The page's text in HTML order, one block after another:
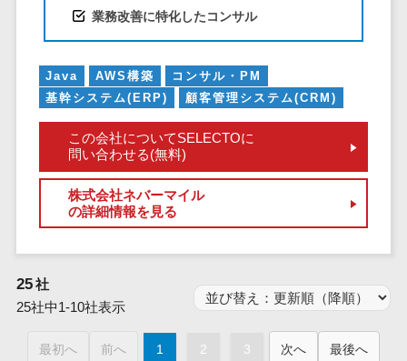
CASB
ファイル暗号
電話認証サー
ビス
DLPツール
UTM
FAX配信システ
FAX受信サービ
業務改善に特化したコンサル
Java AWS構築
コンサル・PM
基幹システム(ERP)
顧客管理システム(CRM)
この会社についてSELECTOに
問い合わせる(無料)
株式会社ネバーマイル
の詳細情報を見る
25社
25社中1-10社表示
最初へ 前へ 1 2 3 次へ 最後へ